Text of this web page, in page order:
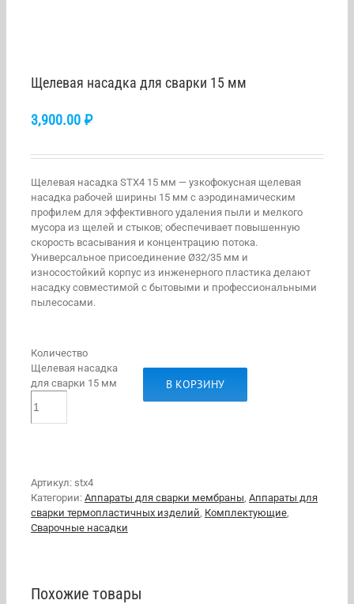
Щелевая насадка для сварки 15 мм
3,900.00 ₽
Щелевая насадка STX4 15 мм — узкофокусная щелевая
насадка рабочей ширины 15 мм с аэродинамическим
профилем для эффективного удаления пыли и мелкого
мусора из щелей и стыков; обеспечивает повышенную
скорость всасывания и концентрацию потока.
Универсальное присоединение Ø32/35 мм и
износостойкий корпус из инженерного пластика делают
насадку совместимой с бытовыми и профессиональными
пылесосами.
Количество
Щелевая насадка
для сварки 15 мм
В КОРЗИНУ
Артикул: stx4
Категории: Аппараты для сварки мембраны, Аппараты для
сварки термопластичных изделий, Комплектующие,
Сварочные насадки
Похожие товары